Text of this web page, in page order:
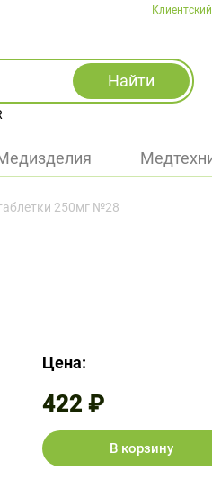
Найти
Избранное
Войти
250мг №28
Цена:
422 ₽
В корзину